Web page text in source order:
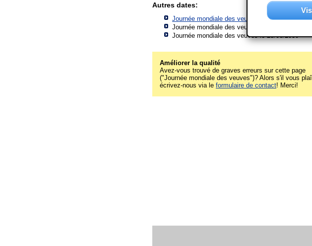
Autres dates:
Journée mondiale des veuves le 23/06/2028
Journée mondiale des veuves le 23/06/2029
Journée mondiale des veuves le 23/06/2030
Améliorer la qualité
Avez-vous trouvé de graves erreurs sur cette page
("Journée mondiale des veuves")? Alors s'il vous
écrivez-nous via le formulaire de contact! Merci!